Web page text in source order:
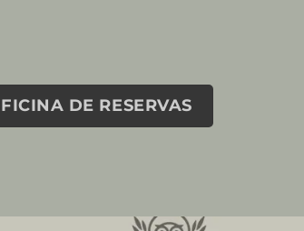
DE RESERVAS